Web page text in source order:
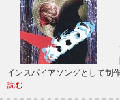
インスパイアソングとして制
読む